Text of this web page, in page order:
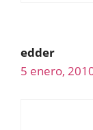
edder
5 enero,